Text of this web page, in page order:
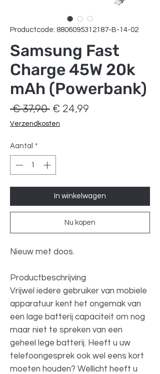
Productcode: 8806095312187-B-14-02
Samsung Fast
Charge 45W 20k
mAh (Powerbank)
€ 37,90 Normale
prijs
€ 24,99
Verzendkosten
Aantal *
In winkelwagen
Nu kopen
Nieuw met doos.
Productbeschrijving
Vrijwel iedere gebruiker van mobiele
apparatuur kent het ongemak van
een lage batterij capaciteit om nog
maar niet te spreken van een
geheel lege batterij. Heeft u uw
telefoongesprek ook wel eens kort
moeten houden? Wellicht heeft u